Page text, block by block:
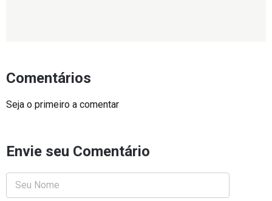
Comentários
Seja o primeiro a comentar
Envie seu Comentário